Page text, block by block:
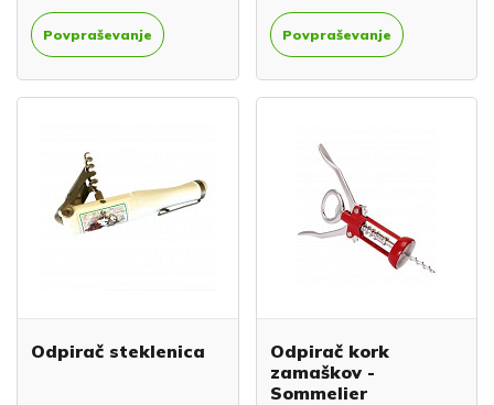
Povpraševanje Povpraševanje
Odpirač steklenica
Odpirač kork
zamaškov -
Sommelier